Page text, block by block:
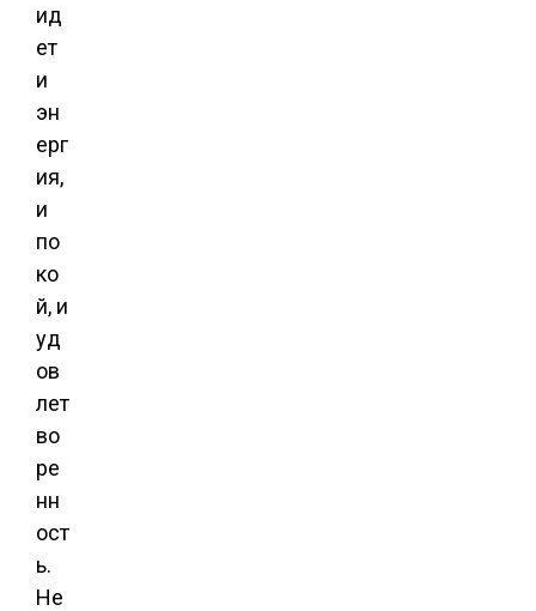
ид
ет
и
эн
ерг
ия,
и
по
ко
й, и
уд
ов
лет
во
ре
нн
ост
ь.
Не